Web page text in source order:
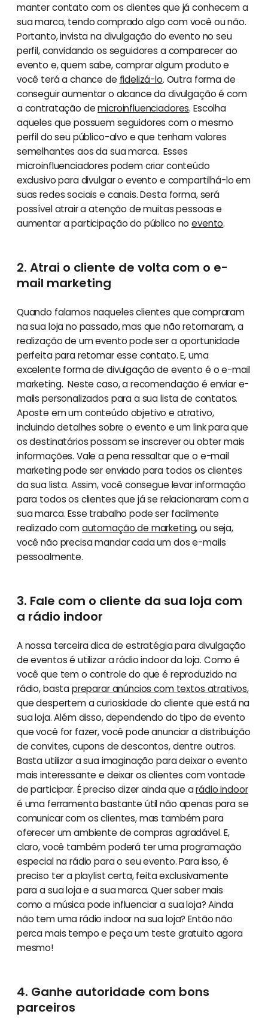
manter contato com os clientes que já conhecem a
sua marca, tendo comprado algo com você ou não.
Portanto, invista na divulgação do evento no seu
perfil, convidando os seguidores a comparecer ao
evento e, quem sabe, comprar algum produto e
você terá a chance de fidelizá-lo. Outra forma de
conseguir aumentar o alcance da divulgação é com
a contratação demicroinfluenciadores. Escolha
aqueles que possuem seguidores com o mesmo
perfil do seu público-alvo e que tenham valores
semelhantes aos da sua marca. Esses
microinfluenciadores podem criar conteúdo
exclusivo para divulgar o evento e compartilhá-lo em
suas redes sociais e canais. Desta forma, será
possível atrair a atenção de muitas pessoas e
aumentar a participação do público noevento.
2. Atrai o cliente de volta com o e-
mail marketing
Quando falamos naqueles clientes que compraram
na sua loja no passado, mas que não retornaram, a
realização de um evento pode ser a oportunidade
perfeita para retomar esse contato. E, uma
excelente forma de divulgação de evento é o e-mail
marketing. Neste caso, a recomendação é enviar e-
mails personalizados para a sua lista de contatos.
Aposte em um conteúdo objetivo e atrativo,
incluindo detalhes sobre o evento e um link para que
os destinatários possam se inscrever ou obter mais
informações. Vale a pena ressaltar que o e-mail
marketing pode ser enviado para todos os clientes
da sua lista. Assim, você consegue levar informação
para todos os clientes que já se relacionaram com a
sua marca. Esse trabalho pode ser facilmente
realizado comautomação de marketing, ou seja,
você não precisa mandar cada um dos e-mails
pessoalmente.
3. Fale com o cliente da sua loja com
a rádio indoor
A nossa terceira dica de estratégia para divulgação
de eventos é utilizar a rádio indoor da loja. Como é
você que tem o controle do que é reproduzido na
rádio, bastapreparar anúncios com textos atrativos,
que despertem a curiosidade do cliente que está na
sua loja. Além disso, dependendo do tipo de evento
que você for fazer, você pode anunciar a distribuição
de convites, cupons de descontos, dentre outros.
Basta utilizar a sua imaginação para deixar o evento
mais interessante e deixar os clientes com vontade
de participar. É preciso dizer ainda que arádio indoor
é uma ferramenta bastante útil não apenas para se
comunicar com os clientes, mas também para
oferecer um ambiente de compras agradável. E,
claro, você também poderá ter uma programação
especial na rádio para o seu evento. Para isso, é
preciso ter a playlist certa, feita exclusivamente
para a sua loja e a sua marca. Quer saber mais
como a música pode influenciar a sua loja? Ainda
não tem uma rádio indoor na sua loja? Então não
perca mais tempo e peça um teste gratuito agora
mesmo!
4. Ganhe autoridade com bons
parceiros